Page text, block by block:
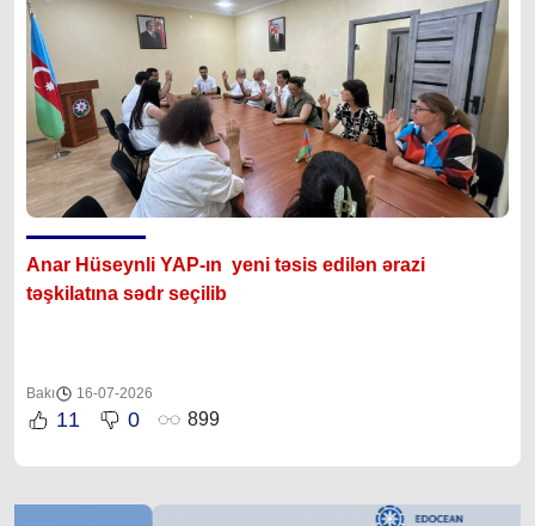
Anar Hüseynli YAP-ın yeni təsis edilən ərazi
təşkilatına sədr seçilib
Bakı 16-07-2026
11 0 899